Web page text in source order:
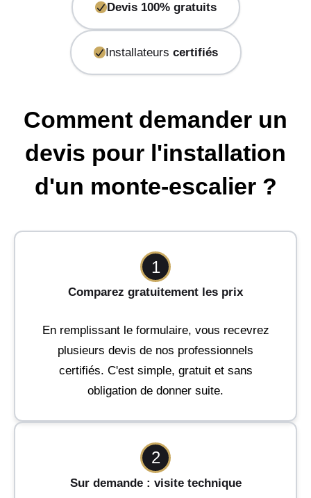
Devis 100% gratuits
Installateurs certifiés
Comment demander un
devis pour l'installation
d'un monte-escalier ?
1
Comparez gratuitement les prix
En remplissant le formulaire, vous recevrez
plusieurs devis de nos professionnels
certifiés. C'est simple, gratuit et sans
obligation de donner suite.
2
Sur demande : visite technique